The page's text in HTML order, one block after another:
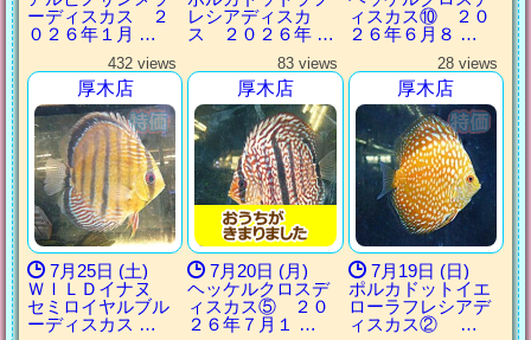
ーディスカス ２
０２６年１月 …
レシアディスカ
ス ２０２６年 …
ィスカス⑩ ２０
２６年６月８ …
432 views
厚木店
7月25日 (土)
ＷＩＬＤイナヌ
セミロイヤルブル
ーディスカス …
83 views
厚木店
7月20日 (月)
ヘッケルクロスデ
ィスカス⑤ ２０
２６年７月１ …
28 views
厚木店
7月19日 (日)
ポルカドットイエ
ローラフレシアデ
ィスカス② …